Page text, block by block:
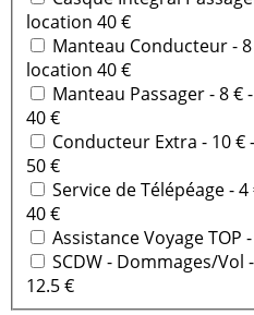
location 40 €
Manteau Conducteur -
location 40 €
Manteau Passager - 8 €
40 €
Conducteur Extra - 10 €
50 €
Service de Télépéage - 4
40 €
Assistance Voyage TOP
SCDW - Dommages/Vol
12.5 €